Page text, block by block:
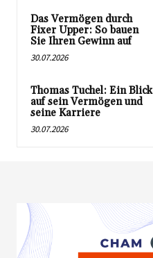
Das Vermögen durch
Fixer Upper: So bauen
Sie Ihren Gewinn auf
30.07.2026
Thomas Tuchel: Ein Blick
auf sein Vermögen und
seine Karriere
30.07.2026